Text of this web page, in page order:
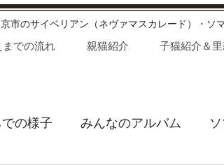
のサイベリアン（ネヴァマスカレード）・ソマ
までの流れ 親猫紹介 子猫紹介＆
の様子 みんなのアルバム